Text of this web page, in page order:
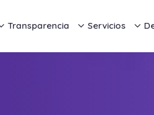
Transparencia Servicios